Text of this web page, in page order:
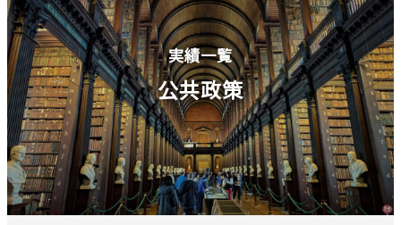
公共政策
実績一覧